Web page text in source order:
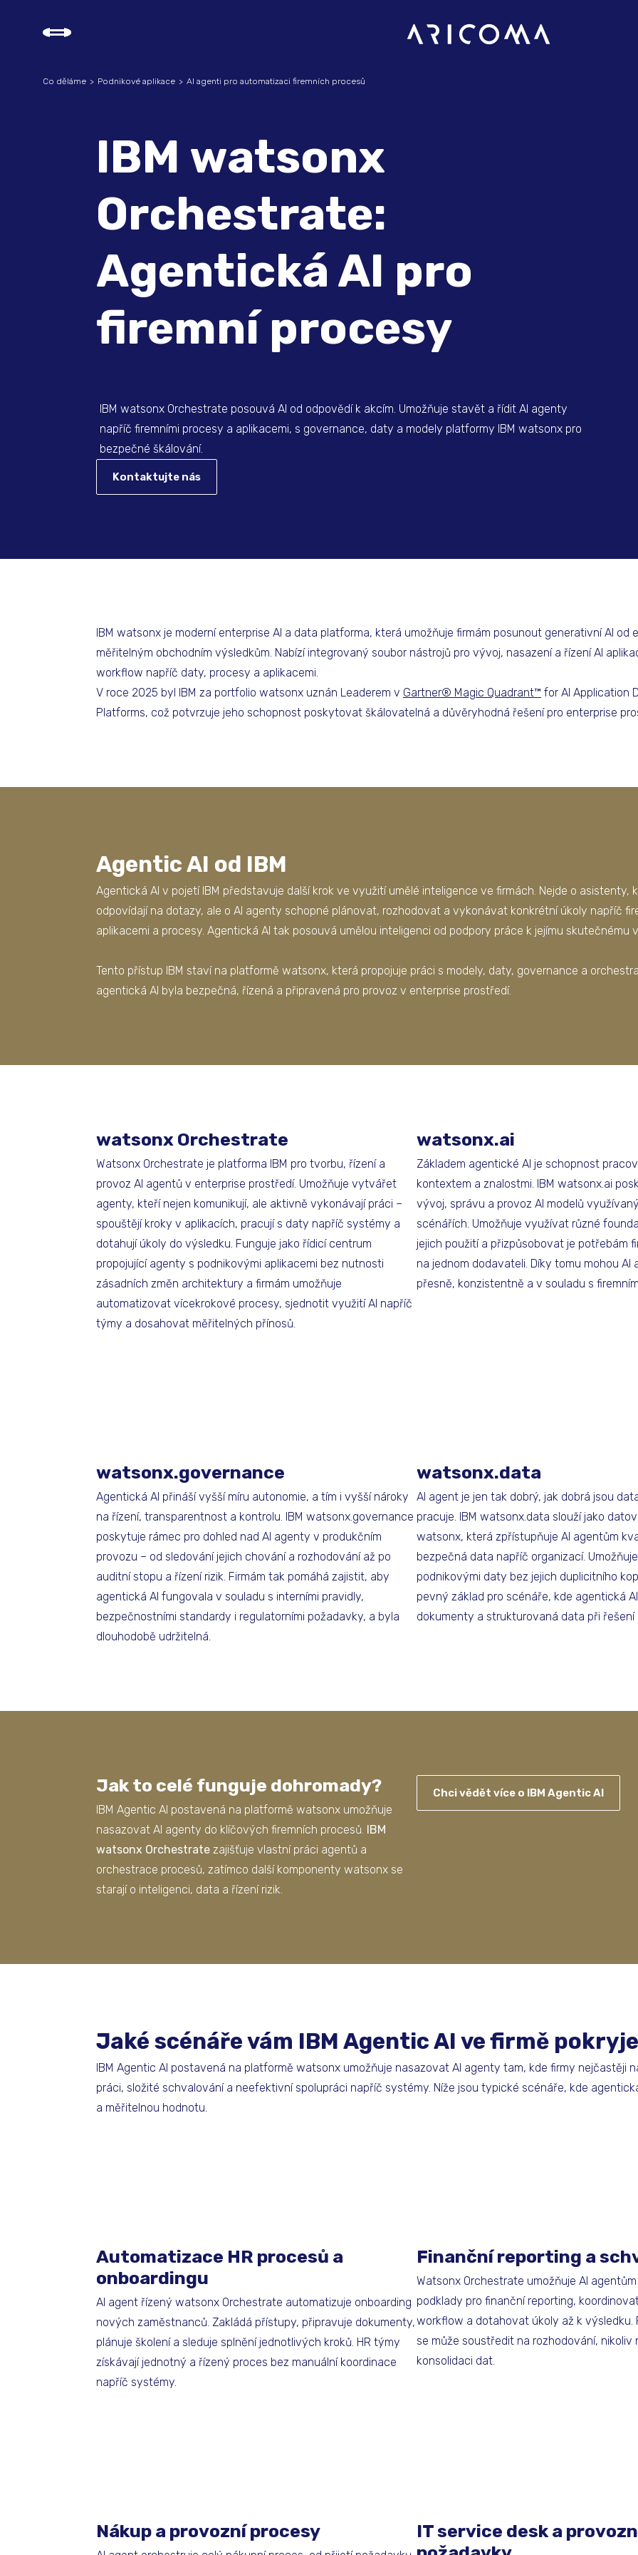
IBM watsonx
Orchestrate:
Agentická AI pro
firemní procesy
IBM watsonx Orchestrate posouvá AI od odpovědí k akcím. Umožňuje stavět a řídit AI agenty
napříč firemními procesy a aplikacemi, s governance, daty a modely platformy IBM watsonx pro
bezpečné škálování.
Kontaktujte nás
Co děláme Podnikové aplikace AI agenti pro automatizaci firemních procesů
IBM watsonx je moderní enterprise AI a data platforma, která umožňuje firmám posunout generativní AI od
měřitelným obchodním výsledkům. Nabízí integrovaný soubor nástrojů pro vývoj, nasazení a řízení AI
workflow napříč daty, procesy a aplikacemi.
V roce 2025 byl IBM za portfolio watsonx uznán Leaderem v Gartner® Magic Quadrant™ for AI Application
Platforms, což potvrzuje jeho schopnost poskytovat škálovatelná a důvěryhodná řešení pro enterprise
Agentic AI od IBM
Agentická AI v pojetí IBM představuje další krok ve využití umělé inteligence ve firmách. Nejde o asistenty,
odpovídají na dotazy, ale o AI agenty schopné plánovat, rozhodovat a vykonávat konkrétní úkoly napříč
aplikacemi a procesy. Agentická AI tak posouvá umělou inteligenci od podpory práce k jejímu skutečnému
Tento přístup IBM staví na platformě watsonx, která propojuje práci s modely, daty, governance a
agentická AI byla bezpečná, řízená a připravená pro provoz v enterprise prostředí.
watsonx Orchestrate
Watsonx Orchestrate je platforma IBM pro tvorbu, řízení a
provoz AI agentů v enterprise prostředí. Umožňuje vytvářet
agenty, kteří nejen komunikují, ale aktivně vykonávají práci –
spouštějí kroky v aplikacích, pracují s daty napříč systémy a
dotahují úkoly do výsledku. Funguje jako řídicí centrum
propojující agenty s podnikovými aplikacemi bez nutnosti
zásadních změn architektury a firmám umožňuje
automatizovat vícekrokové procesy, sjednotit využití AI napříč
týmy a dosahovat měřitelných přínosů.
watsonx.ai
Základem agentické AI je schopnost
kontextem a znalostmi. IBM watsonx.ai
vývoj, správu a provoz AI modelů
scénářích. Umožňuje využívat různé
jejich použití a přizpůsobovat je potřebám
na jednom dodavateli. Díky tomu mohou AI
přesně, konzistentně a v souladu s
watsonx.governance
Agentická AI přináší vyšší míru autonomie, a tím i vyšší nároky
na řízení, transparentnost a kontrolu. IBM watsonx.governance
poskytuje rámec pro dohled nad AI agenty v produkčním
provozu – od sledování jejich chování a rozhodování až po
auditní stopu a řízení rizik. Firmám tak pomáhá zajistit, aby
agentická AI fungovala v souladu s interními pravidly,
bezpečnostními standardy i regulatorními požadavky, a byla
dlouhodobě udržitelná.
watsonx.data
AI agent je jen tak dobrý, jak dobrá jsou
pracuje. IBM watsonx.data slouží jako
watsonx, která zpřístupňuje AI agentům
bezpečná data napříč organizací.
podnikovými daty bez jejich duplicitního
pevný základ pro scénáře, kde agentická
dokumenty a strukturovaná data při řešení
Jak to celé funguje dohromady?
IBM Agentic AI postavená na platformě watsonx umožňuje
nasazovat AI agenty do klíčových firemních procesů. IBM
watsonx Orchestrate zajišťuje vlastní práci agentů a
orchestrace procesů, zatímco další komponenty watsonx se
starají o inteligenci, data a řízení rizik.
Chci vědět více o IBM Agentic AI
Jaké scénáře vám IBM Agentic AI ve firmě
IBM Agentic AI postavená na platformě watsonx umožňuje nasazovat AI agenty tam, kde firmy nejčastěji
práci, složité schvalování a neefektivní spolupráci napříč systémy. Níže jsou typické scénáře, kde
a měřitelnou hodnotu.
Automatizace HR procesů a
onboardingu
AI agent řízený watsonx Orchestrate automatizuje onboarding
nových zaměstnanců. Zakládá přístupy, připravuje dokumenty,
plánuje školení a sleduje splnění jednotlivých kroků. HR týmy
získávají jednotný a řízený proces bez manuální koordinace
napříč systémy.
Finanční reporting a
Watsonx Orchestrate umožňuje AI
podklady pro finanční reporting,
workflow a dotahovat úkoly až k výsledku.
se může soustředit na rozhodování, nikoliv
konsolidaci dat.
Nákup a provozní procesy
IT service desk a